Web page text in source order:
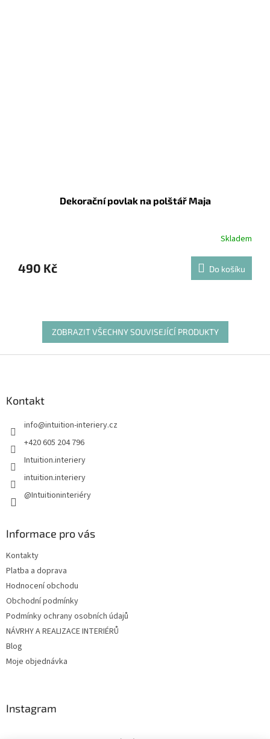
Dekorační povlak na polštář Maja
Skladem
490 Kč Do košíku
ZOBRAZIT VŠECHNY SOUVISEJÍCÍ PRODUKTY
Kontakt
info@intuition-interiery.cz
+420 605 204 796
Intuition.interiery
intuition.interiery
@Intuitioninteriéry
Informace pro vás
Kontakty
Platba a doprava
Hodnocení obchodu
Obchodní podmínky
Podmínky ochrany osobních údajů
NÁVRHY A REALIZACE INTERIÉRŮ
Blog
Moje objednávka
Instagram